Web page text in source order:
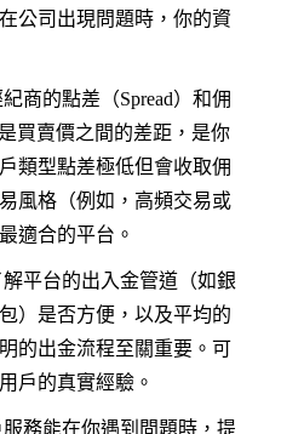
公司出現問題時，你的資
商的點差（Spread）和佣
買賣價之間的差距，是你
類型點差極低但會收取佣
風格（例如，高頻交易或
適合的平台。
解平台的出入金管道（如銀
）是否方便，以及平均的
的出金流程至關重要。可
戶的真實經驗。
務能在你遇到問題時，提